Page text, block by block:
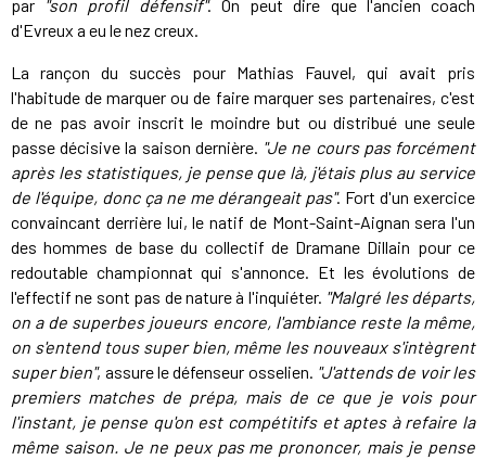
par "son profil défensif". On peut dire que l'ancien coach
d'Evreux a eu le nez creux.
La rançon du succès pour Mathias Fauvel, qui avait pris
l'habitude de marquer ou de faire marquer ses partenaires, c'est
de ne pas avoir inscrit le moindre but ou distribué une seule
passe décisive la saison dernière. "Je ne cours pas forcément
après les statistiques, je pense que là, j'étais plus au service
de l'équipe, donc ça ne me dérangeait pas". Fort d'un exercice
convaincant derrière lui, le natif de Mont-Saint-Aignan sera l'un
des hommes de base du collectif de Dramane Dillain pour ce
redoutable championnat qui s'annonce. Et les évolutions de
l'effectif ne sont pas de nature à l'inquiéter. "Malgré les départs,
on a de superbes joueurs encore, l'ambiance reste la même,
on s'entend tous super bien, même les nouveaux s'intègrent
super bien", assure le défenseur osselien. "J'attends de voir les
premiers matches de prépa, mais de ce que je vois pour
l'instant, je pense qu'on est compétitifs et aptes à refaire la
même saison. Je ne peux pas me prononcer, mais je pense